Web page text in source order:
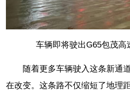
车辆即将驶出G65包茂高
随着更多车辆驶入这条新通
在改变。这条路不仅缩短了地理